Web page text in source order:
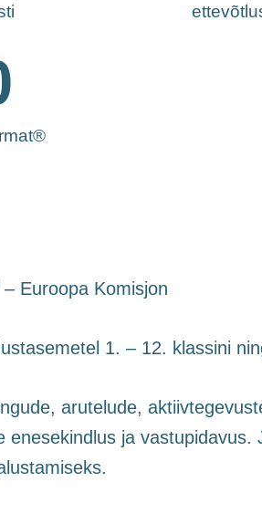
Euroopa Komisjon
1. – 12. klassini
arutelude,
ja vastupidavus.